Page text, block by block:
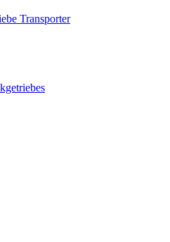
Transporter